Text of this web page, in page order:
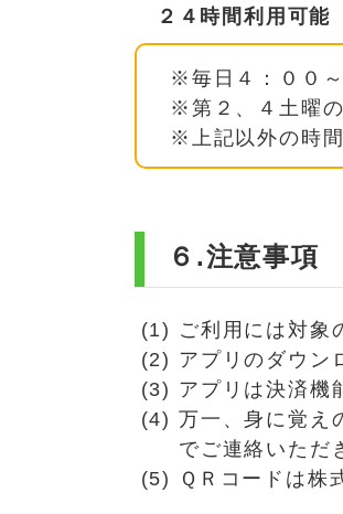
２４時間利用可能
※毎日４：００
※第２、４土曜
※上記以外の時
６.注意事項
ご利用には対象
アプリのダウン
アプリは決済機
万一、身に覚え
でご連絡いただ
ＱＲコードは株